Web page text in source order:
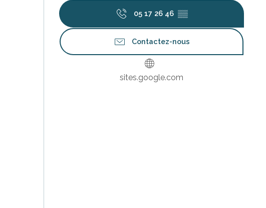
05 17 26 46 ▒▒
Contactez-nous
sites.google.com